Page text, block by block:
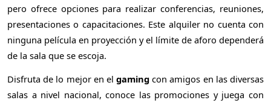
pero ofrece opciones para realizar conferencias, reuniones,
presentaciones o capacitaciones. Este alquiler no cuenta con
ninguna película en proyección y el límite de aforo dependerá
de la sala que se escoja.
Disfruta de lo mejor en elgamingcon amigos en las diversas
salas a nivel nacional, conoce las promociones y juega con